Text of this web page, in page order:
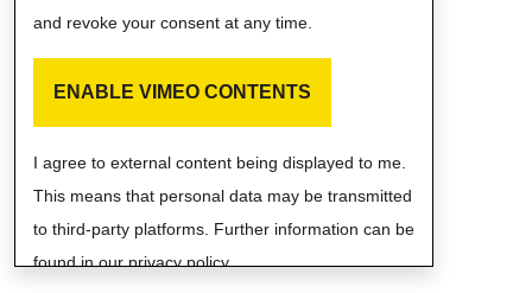
and revoke your consent at any time.
ENABLE VIMEO CONTENTS
I agree to external content being displayed to me.
This means that personal data may be transmitted
to third-party platforms. Further information can be
found in our privacy policy.